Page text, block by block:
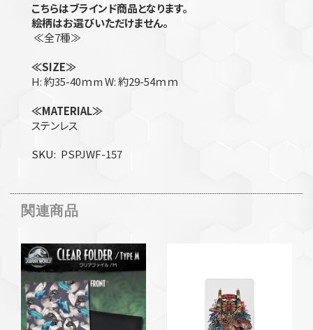
こちらはブラインド商品となります。
絵柄はお選びいただけません。
≪全7種≫
≪SIZE≫
H: 約35-40ｍm W: 約29-54ｍｍ
≪MATERIAL≫
ステンレス
SKU
PSPJWF-157
関連商品